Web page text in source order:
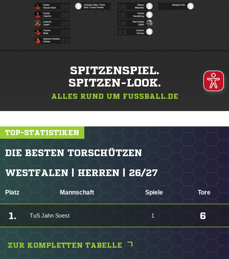
SPITZENSPIEL.
SPITZEN-LOOK.
ALLES RUND UM FUSSBALL.DE
TOP-STATISTIKEN
DIE BESTEN TORSCHÜTZEN
WESTFALEN | HERREN | 26/27
Platz Mannschaft Spiele Tore
1. TuS Jahn Soest 1 6
ZUR KOMPLETTEN TABELLE